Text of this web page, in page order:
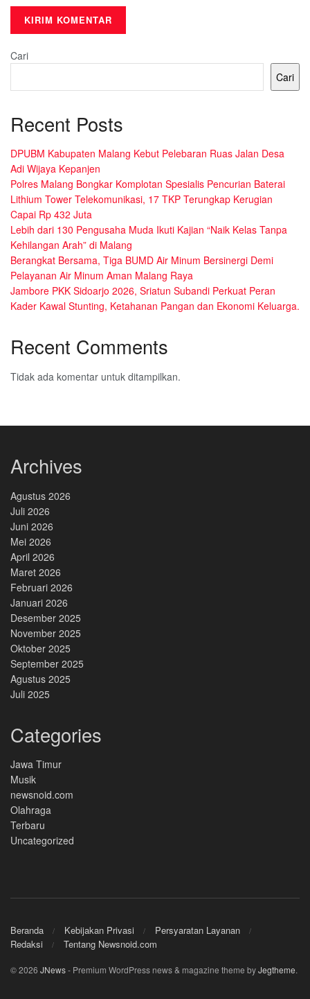
Cari
Cari
Recent Posts
DPUBM Kabupaten Malang Kebut Pelebaran Ruas Jalan Desa
Adi Wijaya Kepanjen
Polres Malang Bongkar Komplotan Spesialis Pencurian Baterai
Lithium Tower Telekomunikasi, 17 TKP Terungkap Kerugian
Capai Rp 432 Juta
Lebih dari 130 Pengusaha Muda Ikuti Kajian “Naik Kelas Tanpa
Kehilangan Arah” di Malang
Berangkat Bersama, Tiga BUMD Air Minum Bersinergi Demi
Pelayanan Air Minum Aman Malang Raya
Jambore PKK Sidoarjo 2026, Sriatun Subandi Perkuat Peran
Kader Kawal Stunting, Ketahanan Pangan dan Ekonomi Keluarga.
Recent Comments
Tidak ada komentar untuk ditampilkan.
Archives
Agustus 2026
Juli 2026
Juni 2026
Mei 2026
April 2026
Maret 2026
Februari 2026
Januari 2026
Desember 2025
November 2025
Oktober 2025
September 2025
Agustus 2025
Juli 2025
Categories
Jawa Timur
Musik
newsnoid.com
Olahraga
Terbaru
Uncategorized
Beranda Kebijakan Privasi
Persyaratan Layanan
Redaksi
Tentang Newsnoid.com
© 2026 JNews- Premium WordPress news & magazine theme byJegtheme.